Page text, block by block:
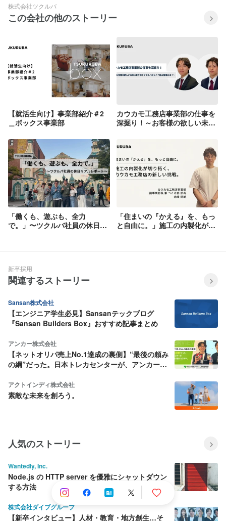
株式会社ツクルバ
この会社の他のストーリー
【就活生向け】事業部紹介＃2
＿ボックス事業部
カウカモ工務店事業部の仕事を
深掘り！～お客様の欲しい未来
「働くも、遊ぶも、全力
で。」〜ツクルバ社員の休日リ
「住まいの『かえる』を、もっ
と自由に。」施工の内製化が切
新卒採用
関連するストーリー
Sansan株式会社
【エンジニア学生必見】Sansanテックブログ
『Sansan Builders Box』おすすめ記事まとめ
アンカー株式会社
【ネットオリパ売上No.1達成の裏側】“最後の頼み
の綱”だった。日本トレカセンターが、アンカーと
アクトインディ株式会社
素敵な未来を創ろう。
人気のストーリー
Wantedly, Inc.
Node.js の HTTP server を優雅にシャットダウン
する方法
株式会社ダイブグループ
【新卒インタビュー】人材・教育・地方創生…そ